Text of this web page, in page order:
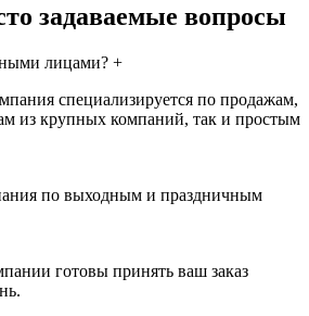
задаваемые вопросы
лицами? +
специализируется по продажам,
из крупных компаний, так и простым
по выходным и праздничным
готовы принять ваш заказ